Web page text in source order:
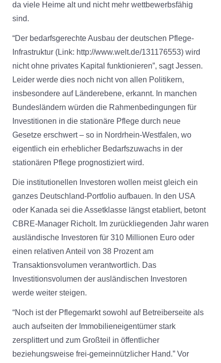
da viele Heime alt und nicht mehr wettbewerbsfähig
sind.
“Der bedarfsgerechte Ausbau der deutschen Pflege-
Infrastruktur (Link: http://www.welt.de/131176553) wird
nicht ohne privates Kapital funktionieren”, sagt Jessen.
Leider werde dies noch nicht von allen Politikern,
insbesondere auf Länderebene, erkannt. In manchen
Bundesländern würden die Rahmenbedingungen für
Investitionen in die stationäre Pflege durch neue
Gesetze erschwert – so in Nordrhein-Westfalen, wo
eigentlich ein erheblicher Bedarfszuwachs in der
stationären Pflege prognostiziert wird.
Die institutionellen Investoren wollen meist gleich ein
ganzes Deutschland-Portfolio aufbauen. In den USA
oder Kanada sei die Assetklasse längst etabliert, betont
CBRE-Manager Richolt. Im zurückliegenden Jahr waren
ausländische Investoren für 310 Millionen Euro oder
einen relativen Anteil von 38 Prozent am
Transaktionsvolumen verantwortlich. Das
Investitionsvolumen der ausländischen Investoren
werde weiter steigen.
“Noch ist der Pflegemarkt sowohl auf Betreiberseite als
auch aufseiten der Immobilieneigentümer stark
zersplittert und zum Großteil in öffentlicher
beziehungsweise frei-gemeinnützlicher Hand.” Vor